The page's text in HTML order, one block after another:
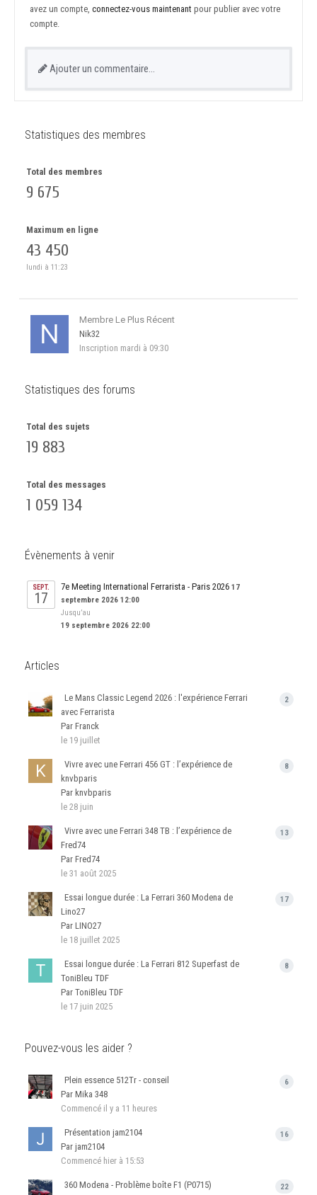
avez un compte, connectez-vous maintenant pour publier avec votre
compte.
Ajouter un commentaire…
Statistiques des membres
Total des membres
9 675
Maximum en ligne
43 450
lundi à 11:23
Membre Le Plus Récent
Nik32
Inscription mardi à 09:30
Statistiques des forums
Total des sujets
19 883
Total des messages
1 059 134
Évènements à venir
SEPT.
17
7e Meeting International Ferrarista - Paris 2026 17
septembre 2026 12:00
Jusqu’au
19 septembre 2026 22:00
Articles
2
Le Mans Classic Legend 2026 : l'expérience Ferrari
avec Ferrarista
Par Franck
le 19 juillet
8
Vivre avec une Ferrari 456 GT : l’expérience de
knvbparis
Par knvbparis
le 28 juin
13
Vivre avec une Ferrari 348 TB : l’expérience de
Fred74
Par Fred74
le 31 août 2025
17
Essai longue durée : La Ferrari 360 Modena de
Lino27
Par LINO27
le 18 juillet 2025
8
Essai longue durée : La Ferrari 812 Superfast de
ToniBleu TDF
Par ToniBleu TDF
le 17 juin 2025
Pouvez-vous les aider ?
6
Plein essence 512Tr - conseil
Par Mika 348
Commencé il y a 11 heures
16
Présentation jam2104
Par jam2104
Commencé hier à 15:53
22
360 Modena - Problème boîte F1 (P0715)